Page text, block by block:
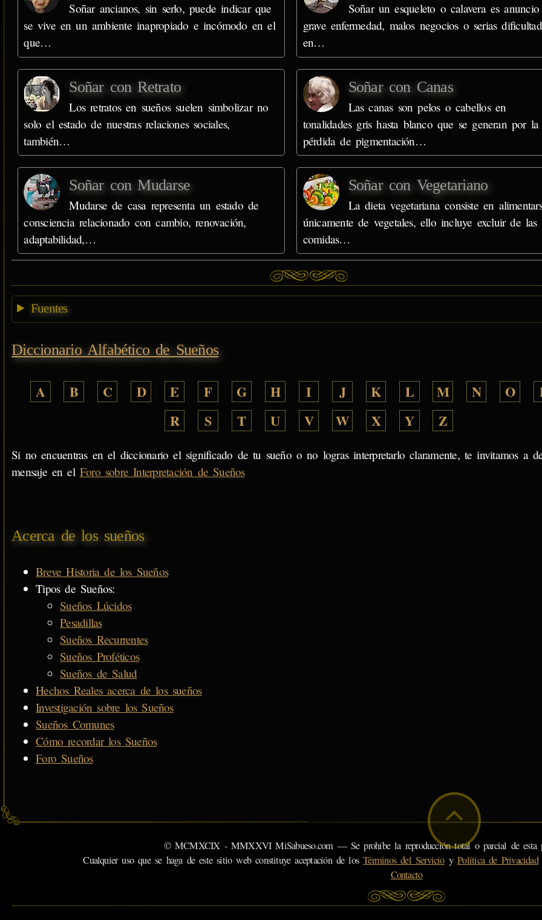
Soñar ancianos, sin serlo, puede indicar que
se vive en un ambiente inapropiado e incómodo en el
que…
Soñar un esqueleto o calavera es
grave enfermedad, malos negocios o serias
en…
Soñar con Retrato
Los retratos en sueños suelen simbolizar no
solo el estado de nuestras relaciones sociales,
también…
Soñar con Canas
Las canas son pelos o cabellos en
tonalidades gris hasta blanco que se generan por la
pérdida de pigmentación…
Soñar con Mudarse
Mudarse de casa representa un estado de
consciencia relacionado con cambio, renovación,
adaptabilidad,…
Soñar con Vegetariano
La dieta vegetariana consiste en
únicamente de vegetales, ello incluye excluir de las
comidas…
Fuentes
Diccionario Alfabético de Sueños
A B C D E F G H I J K L M N O
R
S T U V W X Y Z
Si no encuentras en el diccionario el significado de tu sueño o no logras interpretarlo claramente, te invitamos a
mensaje en el Foro sobre Interpretación de Sueños
Acerca de los sueños
Breve Historia de los Sueños
Tipos de Sueños:
Sueños Lúcidos
Pesadillas
Sueños Recurrentes
Sueños Proféticos
Sueños de Salud
Hechos Reales acerca de los sueños
Investigación sobre los Sueños
Sueños Comunes
Cómo recordar los Sueños
Foro Sueños
© MCMXCIX - MMXXVI MiSabueso.com — Se prohíbe la reproducción total o parcial de esta
Cualquier uso que se haga de este sitio web constituye aceptación de losTérminos del ServicioyPolítica de Privacidad
Contacto